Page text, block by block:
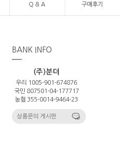
Q & A 구매후기
BANK INFO
(주)분더
우리 1005-901-674876
국민 807501-04-177717
농협 355-0014-9464-23
상품문의 게시판